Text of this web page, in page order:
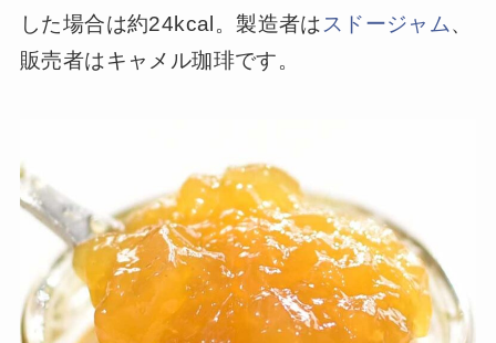
した場合は約24kcal。製造者は スドージャム、
販売者はキャメル珈琲です。